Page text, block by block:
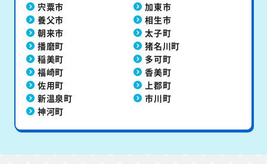
宍粟市
加東市
養父市
相生市
朝来市
太子町
播磨町
猪名川町
稲美町
多可町
福崎町
香美町
佐用町
上郡町
新温泉町
市川町
神河町